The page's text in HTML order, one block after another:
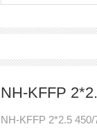
NH-KFFP
NH-KFFP 2*2.5